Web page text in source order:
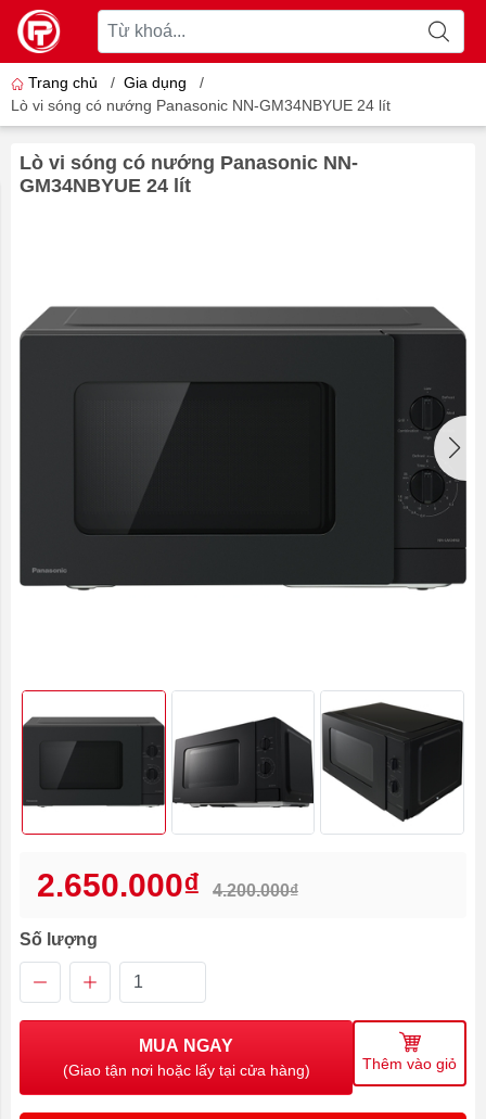
Trang chủ / Gia dụng
/
Lò vi sóng có nướng Panasonic NN-GM34NBYUE 24 lít
Lò vi sóng có nướng Panasonic NN-
GM34NBYUE 24 lít
2.650.000₫ 4.200.000₫
Số lượng
MUA NGAY
(Giao tận nơi hoặc lấy tại cửa hàng) Thêm vào giỏ